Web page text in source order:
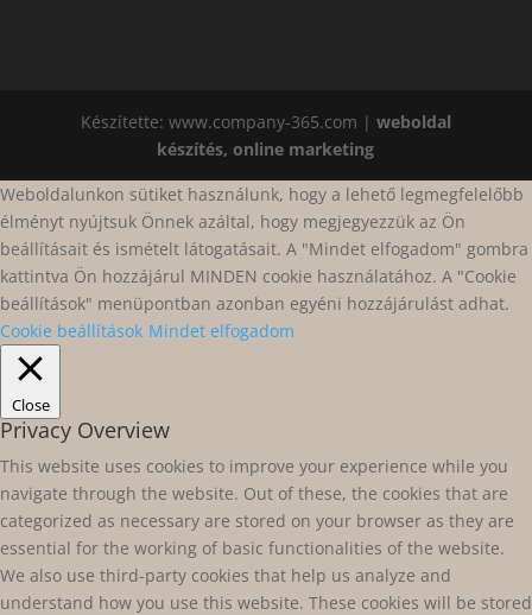
Készítette: www.company-365.com | weboldal
készítés, online marketing
Weboldalunkon sütiket használunk, hogy a lehető legmegfelelőbb
élményt nyújtsuk Önnek azáltal, hogy megjegyezzük az Ön
beállításait és ismételt látogatásait. A "Mindet elfogadom" gombra
kattintva Ön hozzájárul MINDEN cookie használatához. A "Cookie
beállítások" menüpontban azonban egyéni hozzájárulást adhat.
Cookie beállítások Mindet elfogadom
Close
Privacy Overview
This website uses cookies to improve your experience while you
navigate through the website. Out of these, the cookies that are
categorized as necessary are stored on your browser as they are
essential for the working of basic functionalities of the website.
We also use third-party cookies that help us analyze and
understand how you use this website. These cookies will be stored